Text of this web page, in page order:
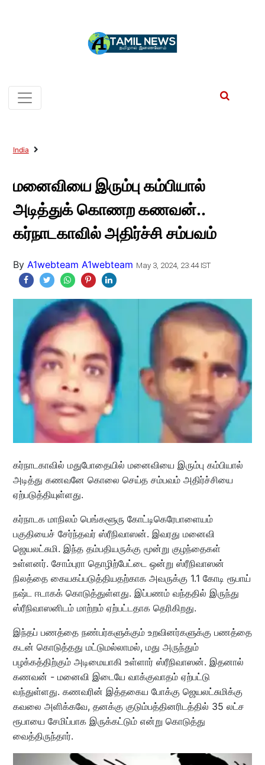
India
மனைவியை இரும்பு கம்பியால்
அடித்துக் கொணற கணவன்..
கர்நாடகாவில் அதிர்ச்சி சம்பவம்
By A1webteam A1webteam May 3, 2024, 23:44 IST
கர்நாடகாவில் மதுபோதையில் மனைவியை இரும்பு கம்பியால்
அடித்து கணவனே கொலை செய்த சம்பவம் அதிர்ச்சியை
ஏற்படுத்தியுள்ளது.
கர்நாடக மாநிலம் பெங்களூரு கோட்டிகெரேபாளையம்
பகுதியைச் சேர்ந்தவர் ஸ்ரீநிவாஸன். இவரது மனைவி
ஜெயலட்சுமி. இந்த தம்பதியருக்கு மூன்று குழந்தைகள்
உள்ளனர். சோம்புரா தொழிற்பேட்டை ஒன்று ஸ்ரீநிவாஸன்
நிலத்தை கையகப்படுத்தியதற்காக அவருக்கு 1.1 கோடி ரூபாய்
நஷ்ட ஈடாகக் கொடுத்துள்ளது. இப்பணம் வந்ததில் இருந்து
ஸ்ரீநிவாஸனிடம் மாற்றம் ஏற்பட்டதாக தெரிகிறது.
இந்தப் பணத்தை நண்பர்களுக்கும் உறவினர்களுக்கு பணத்தை
கடன் கொடுத்தது மட்டுமல்லாமல், மது அருந்தும்
பழக்கத்திற்கும் அடிமையாகி உள்ளார் ஸ்ரீநிவாஸன். இதனால்
கணவன் - மனைவி இடையே வாக்குவாதம் ஏற்பட்டு
வந்துள்ளது. கணவரின் இத்தகைய போக்கு ஜெயலட்சுமிக்கு
கவலை அளிக்கவே, தனக்கு குடும்பத்தினரிடத்தில் 35 லட்ச
ரூபாயை சேமிப்பாக இருக்கட்டும் என்று கொடுத்து
வைத்திருந்தார்.